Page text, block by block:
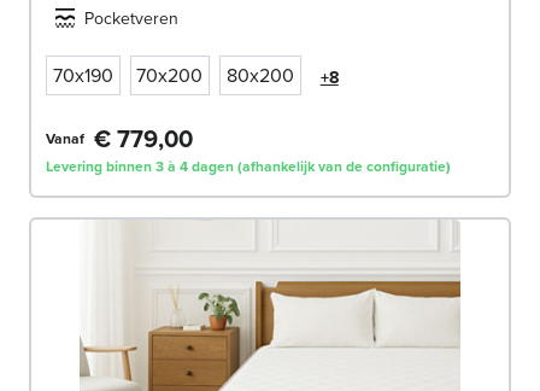
Pocketveren
70x190 70x200 80x200 +8
Vanaf € 779,00
Levering binnen 3 à 4 dagen (afhankelijk van de configuratie)